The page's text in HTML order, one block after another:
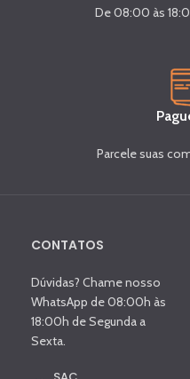
De 08:00 às
Parcele suas
CONTATOS
Dúvidas? Chame nosso
WhatsApp de 08:00h às
18:00h de Segunda a
Sexta.